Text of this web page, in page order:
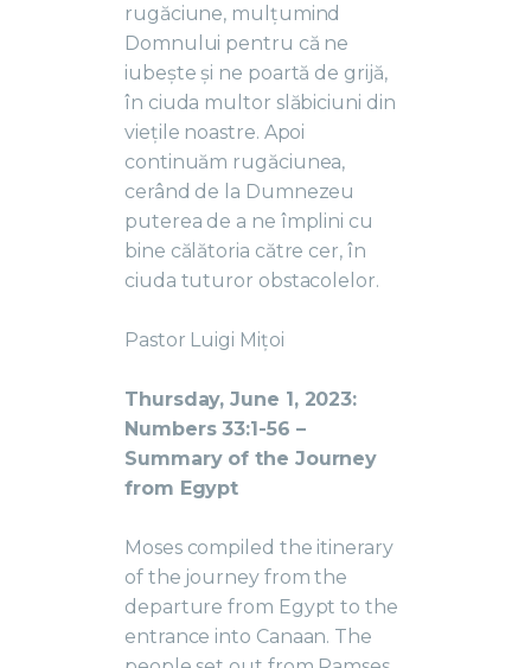
rugăciune, mulțumind
Domnului pentru că ne
iubește și ne poartă de grijă,
în ciuda multor slăbiciuni din
viețile noastre. Apoi
continuăm rugăciunea,
cerând de la Dumnezeu
puterea de a ne împlini cu
bine călătoria către cer, în
ciuda tuturor obstacolelor.
Pastor Luigi Mițoi
Thursday, June 1, 2023:
Numbers 33:1-56 –
Summary of the Journey
from Egypt
Moses compiled the itinerary
of the journey from the
departure from Egypt to the
entrance into Canaan. The